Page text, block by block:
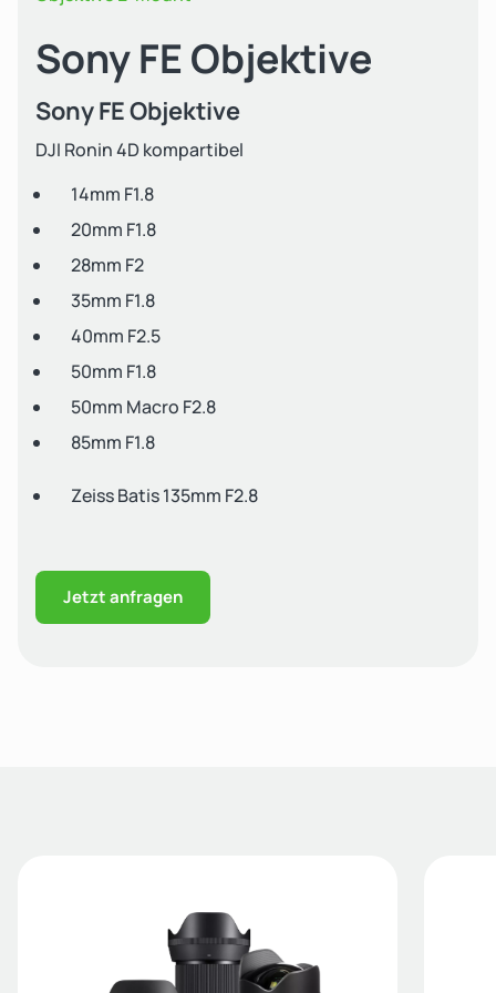
Sony FE Objektive
Sony FE Objektive
DJI Ronin 4D kompartibel
14mm F1.8
20mm F1.8
28mm F2
35mm F1.8
40mm F2.5
50mm F1.8
50mm Macro F2.8
85mm F1.8
Zeiss Batis 135mm F2.8
Jetzt anfragen